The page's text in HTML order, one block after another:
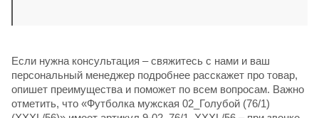
Если нужна консультация – свяжитесь с нами и ваш
персональный менеджер подробнее расскажет про товар,
опишет преимущества и поможет по всем вопросам. Важно
отметить, что «Футболка мужская 02_Голубой (76/1)